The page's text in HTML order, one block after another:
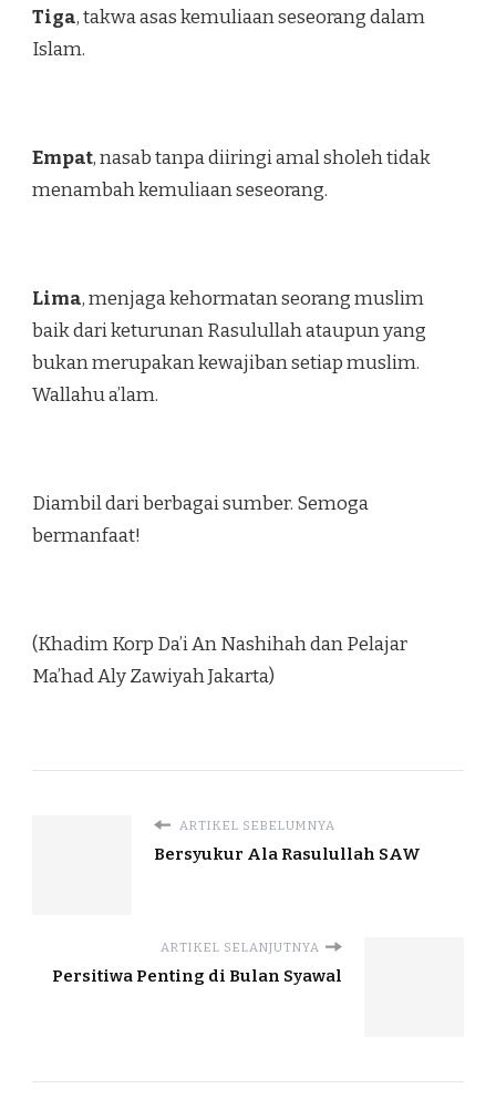
Tiga, takwa asas kemuliaan seseorang dalam
Islam.
Empat, nasab tanpa diiringi amal sholeh tidak
menambah kemuliaan seseorang.
Lima, menjaga kehormatan seorang muslim
baik dari keturunan Rasulullah ataupun yang
bukan merupakan kewajiban setiap muslim.
Wallahu a’lam.
Diambil dari berbagai sumber. Semoga
bermanfaat!
(Khadim Korp Da’i An Nashihah dan Pelajar
Ma’had Aly Zawiyah Jakarta)
ARTIKEL SEBELUMNYA
Bersyukur Ala Rasulullah SAW
ARTIKEL SELANJUTNYA
Persitiwa Penting di Bulan Syawal